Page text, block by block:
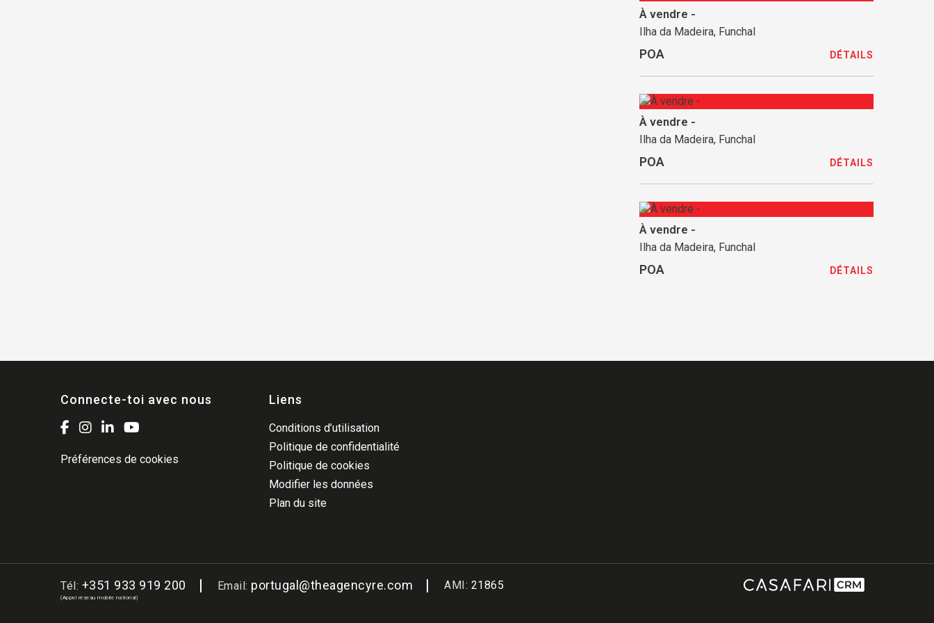
À vendre -
Ilha da Madeira, Funchal
POA DÉTAILS
À vendre -
Ilha da Madeira, Funchal
POA DÉTAILS
À vendre -
Ilha da Madeira, Funchal
POA DÉTAILS
Connecte-toi avec nous
Préférences de cookies
Liens
Conditions d’utilisation
Politique de confidentialité
Politique de cookies
Modifier les données
Plan du site
Tél: +351 933 919 200
(Appel réseau mobile national)
Email: portugal@theagencyre.com AMI: 21865